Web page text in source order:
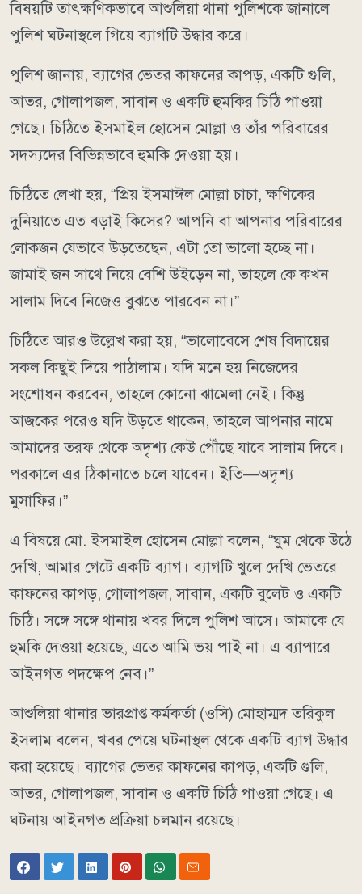
বিষয়টি তাৎক্ষণিকভাবে আশুলিয়া থানা পুলিশকে জানালে
পুলিশ ঘটনাস্থলে গিয়ে ব্যাগটি উদ্ধার করে।
পুলিশ জানায়, ব্যাগের ভেতর কাফনের কাপড়, একটি গুলি,
আতর, গোলাপজল, সাবান ও একটি হুমকির চিঠি পাওয়া
গেছে। চিঠিতে ইসমাইল হোসেন মোল্লা ও তাঁর পরিবারের
সদস্যদের বিভিন্নভাবে হুমকি দেওয়া হয়।
চিঠিতে লেখা হয়, “প্রিয় ইসমাঈল মোল্লা চাচা, ক্ষণিকের
দুনিয়াতে এত বড়াই কিসের? আপনি বা আপনার পরিবারের
লোকজন যেভাবে উড়তেছেন, এটা তো ভালো হচ্ছে না।
জামাই জন সাথে নিয়ে বেশি উইড়েন না, তাহলে কে কখন
সালাম দিবে নিজেও বুঝতে পারবেন না।”
চিঠিতে আরও উল্লেখ করা হয়, “ভালোবেসে শেষ বিদায়ের
সকল কিছুই দিয়ে পাঠালাম। যদি মনে হয় নিজেদের
সংশোধন করবেন, তাহলে কোনো ঝামেলা নেই। কিন্তু
আজকের পরেও যদি উড়তে থাকেন, তাহলে আপনার নামে
আমাদের তরফ থেকে অদৃশ্য কেউ পৌঁছে যাবে সালাম দিবে।
পরকালে এর ঠিকানাতে চলে যাবেন। ইতি—অদৃশ্য
মুসাফির।”
এ বিষয়ে মো. ইসমাইল হোসেন মোল্লা বলেন, “ঘুম থেকে উঠে
দেখি, আমার গেটে একটি ব্যাগ। ব্যাগটি খুলে দেখি ভেতরে
কাফনের কাপড়, গোলাপজল, সাবান, একটি বুলেট ও একটি
চিঠি। সঙ্গে সঙ্গে থানায় খবর দিলে পুলিশ আসে। আমাকে যে
হুমকি দেওয়া হয়েছে, এতে আমি ভয় পাই না। এ ব্যাপারে
আইনগত পদক্ষেপ নেব।”
আশুলিয়া থানার ভারপ্রাপ্ত কর্মকর্তা (ওসি) মোহাম্মদ তরিকুল
ইসলাম বলেন, খবর পেয়ে ঘটনাস্থল থেকে একটি ব্যাগ উদ্ধার
করা হয়েছে। ব্যাগের ভেতর কাফনের কাপড়, একটি গুলি,
আতর, গোলাপজল, সাবান ও একটি চিঠি পাওয়া গেছে। এ
ঘটনায় আইনগত প্রক্রিয়া চলমান রয়েছে।